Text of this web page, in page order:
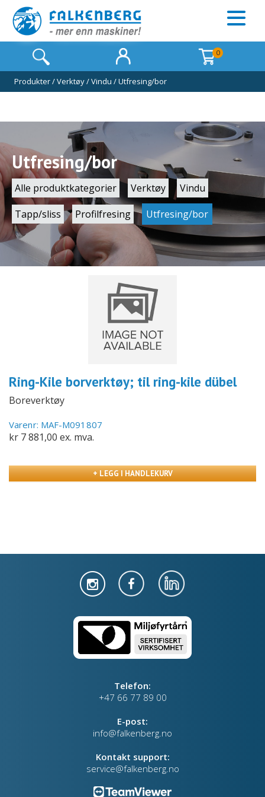
0
Produkter/Verktøy/Vindu /Utfresing/bor
Utfresing/bor
Alle produktkategorier Verktøy
Vindu
Tapp/sliss
Profilfresing Utfresing/bor
Ring-Kile borverktøy; til ring-kile dübel
Boreverktøy
Varenr: MAF-M091807
kr 7 881,00 ex. mva.
+ LEGG I HANDLEKURV
Telefon:
+47 66 77 89 00
E-post:
info@falkenberg.no
Kontakt support:
service@falkenberg.no